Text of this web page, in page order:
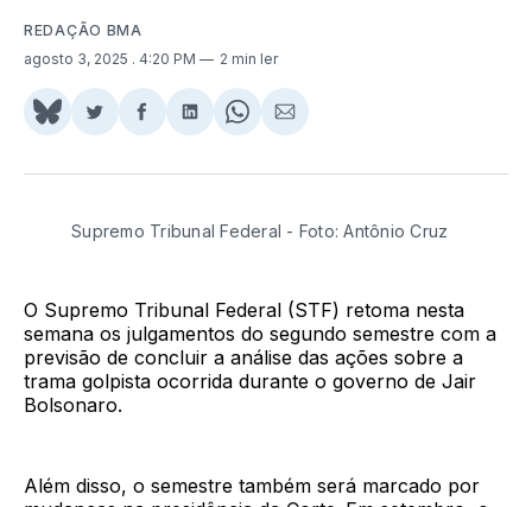
REDAÇÃO BMA
agosto 3, 2025 . 4:20 PM 2 min ler
Share
BlueSky
Compartilhar
Twitter
Compartilhar
Facebook
Compartilhar
LinkedIn
Share
WhatsApp
Compartilhar
Email
Supremo Tribunal Federal - Foto: Antônio Cruz
O Supremo Tribunal Federal (STF) retoma nesta
semana os julgamentos do segundo semestre com a
previsão de concluir a análise das ações sobre a
trama golpista ocorrida durante o governo de Jair
Bolsonaro.
Além disso, o semestre também será marcado por